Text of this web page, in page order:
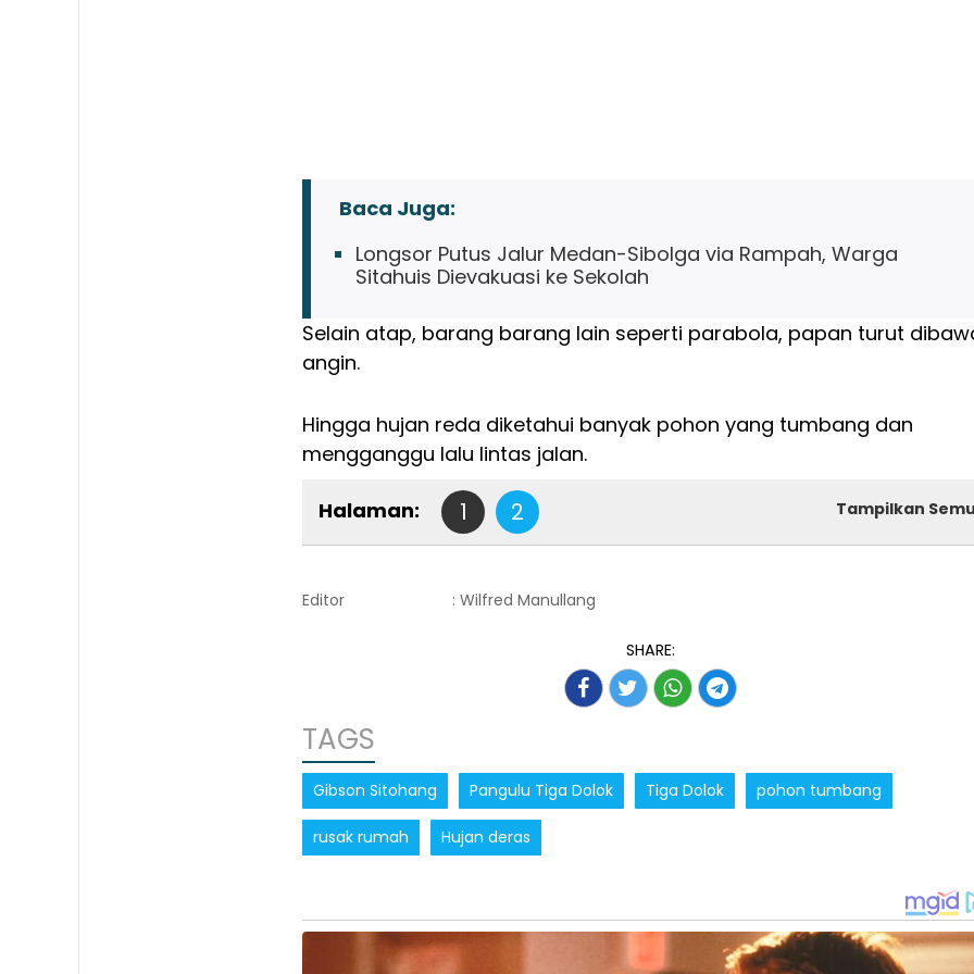
Baca Juga:
Longsor Putus Jalur Medan-Sibolga via Rampah, Warga
Sitahuis Dievakuasi ke Sekolah
Selain atap, barang barang lain seperti parabola, papan turut
angin.
Hingga hujan reda diketahui banyak pohon yang tumbang dan
mengganggu lalu lintas jalan.
Halaman: 1 2 Tampilkan
Editor : Wilfred Manullang
SHARE:
TAGS
Gibson Sitohang Pangulu Tiga Dolok Tiga Dolok pohon tumbang
rusak rumah Hujan deras